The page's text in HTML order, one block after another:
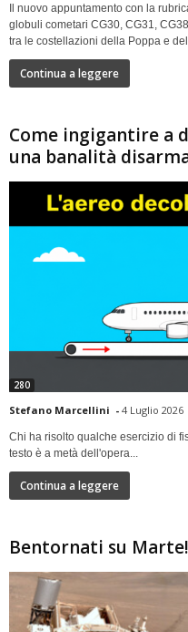
Il nuovo appuntamento con la
globuli cometari CG30, CG31,
tra le costellazioni della Poppa e
Continua a leggere
Come ingigantire a
una banalità
280
Stefano Marcellini - 4 Luglio 2026
Chi ha risolto qualche esercizio di
testo è a metà dell'opera...
Continua a leggere
Bentornati su